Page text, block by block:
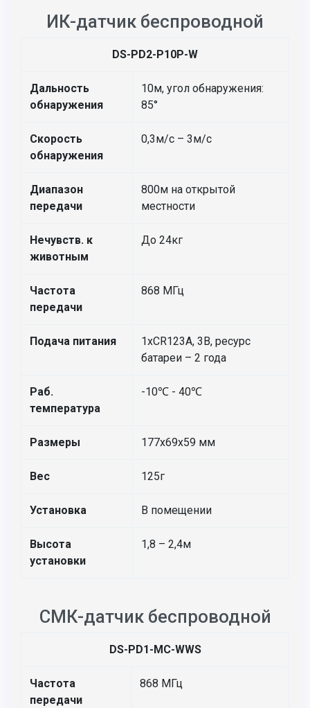
ИК-датчик беспроводной
DS-PD2-P10P-W
Дальность
обнаружения
10м, угол обнаружения:
85°
Скорость
обнаружения
0,3м/с – 3м/с
Диапазон
передачи
800м на открытой
местности
Нечувств. к
животным
До 24кг
Частота
передачи
868 МГц
Подача питания
1хCR123А, 3В, ресурс
батареи – 2 года
Раб.
температура
-10℃ - 40℃
Размеры 177х69х59 мм
Вес 125г
Установка В помещении
Высота
установки
1,8 – 2,4м
СМК-датчик беспроводной
DS-PD1-MC-WWS
Частота
передачи
868 МГц